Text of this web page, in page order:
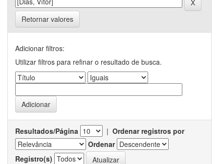
Retornar valores
Adicionar filtros:
Utilizar filtros para refinar o resultado de busca.
Resultados/Página | Ordenar registros por
Ordenar
Registro(s)